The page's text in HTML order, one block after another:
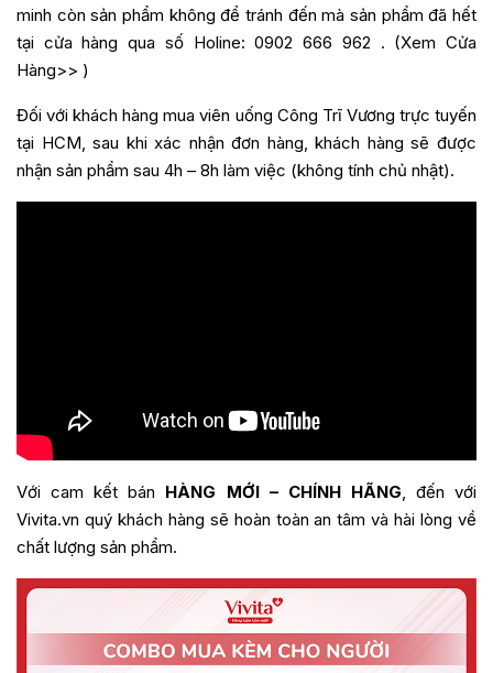
minh còn sản phẩm không để tránh đến mà sản phẩm đã hết
tại cửa hàng qua số Holine:0902 666 962 . (Xem Cửa
Hàng>> )
Đối với khách hàng muaviên uống Công Trĩ Vương trực tuyến
tại HCM, sau khi xác nhận đơn hàng, khách hàng sẽ được
nhận sản phẩm sau 4h – 8h làm việc (không tính chủ nhật).
Với cam kết bán HÀNG MỚI – CHÍNH HÃNG, đến với
Vivita.vn quý khách hàng sẽ hoàn toàn an tâm và hài lòng về
chất lượng sản phẩm.